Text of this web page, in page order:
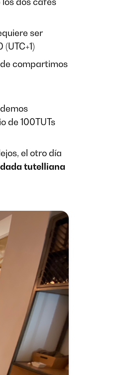
ser
compartimos
de 100TUTs
el otro día
tutelliana